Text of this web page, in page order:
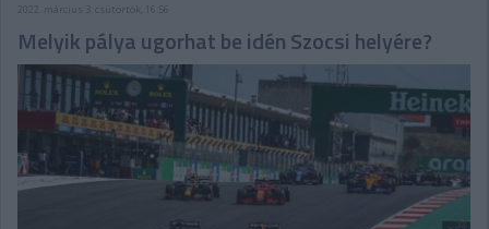
2022. március 3. csütörtök, 16:56
Melyik pálya ugorhat be idén Szocsi helyére?